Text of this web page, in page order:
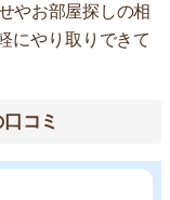
やお部屋探しの相
にやり取りできて
コミ